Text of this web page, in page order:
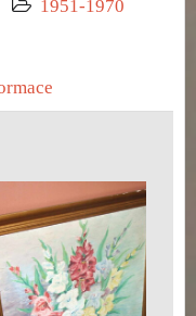
1951-1970